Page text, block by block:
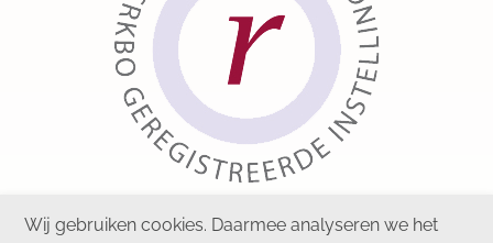
Wij gebruiken cookies. Daarmee analyseren we het